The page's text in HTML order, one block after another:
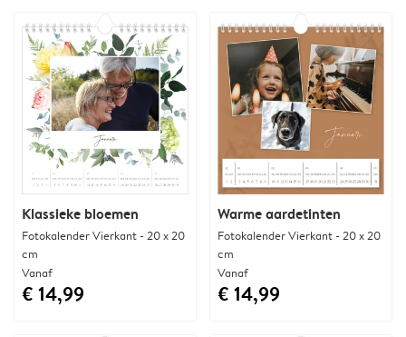
Klassieke bloemen
Fotokalender Vierkant - 20 x 20
cm
Vanaf
€ 14,99
Warme aardetinten
Fotokalender Vierkant - 20 x 20
cm
Vanaf
€ 14,99